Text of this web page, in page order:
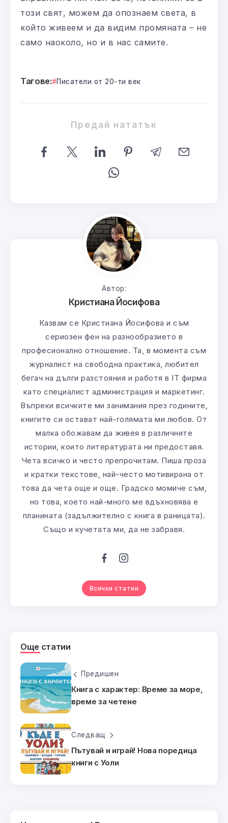
този свят, можем да опознаем света, в
който живеем и да видим промяната – не
само наоколо, но и в нас самите.
Тагове: Писатели от 20-ти век
Предай нататък
Автор:
Кристиана Йосифова
Казвам се Кристиана Йосифова и съм
сериозен фен на разнообразието в
професионално отношение. Та, в момента съм
журналист на свободна практика, любител
бегач на дълги разстояния и работя в IT фирма
като специалист администрация и маркетинг.
Въпреки всичките ми занимания през годините,
книгите си остават най-голямата ми любов. От
малка обожавам да живея в различните
истории, които литературата ни предоставя.
Чета всичко и често препрочитам. Пиша проза
и кратки текстове, най-често мотивирана от
това да чета още и още. Градско момиче съм,
но това, което най-много ме вдъхновява е
планината (задължително с книга в раницата).
Също и кучетата ми, да не забравя.
Всички статии
Още статии
Предишен
Книга с характер: Време за море,
време за четене
Следващ
Пътувай и играй! Нова поредица
книги с Уоли